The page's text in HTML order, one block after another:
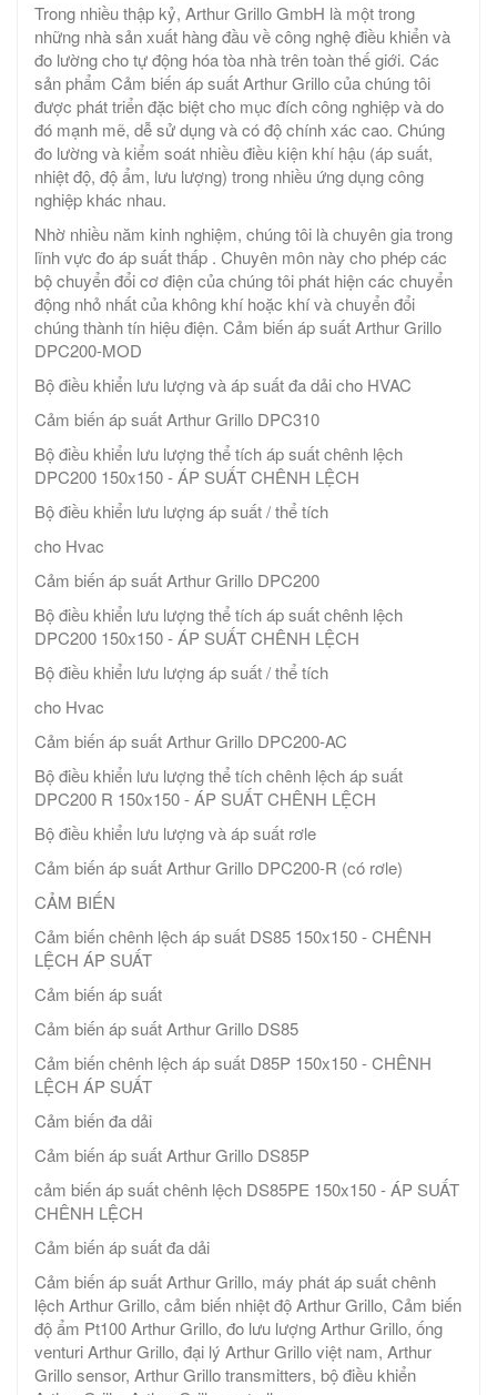
Trong nhiều thập kỷ, Arthur Grillo GmbH là một trong
những nhà sản xuất hàng đầu về công nghệ điều khiển và
đo lường cho tự động hóa tòa nhà trên toàn thế giới. Các
sản phẩm Cảm biến áp suất Arthur Grillo của chúng tôi
được phát triển đặc biệt cho mục đích công nghiệp và do
đó mạnh mẽ, dễ sử dụng và có độ chính xác cao. Chúng
đo lường và kiểm soát nhiều điều kiện khí hậu (áp suất,
nhiệt độ, độ ẩm, lưu lượng) trong nhiều ứng dụng công
nghiệp khác nhau.
Nhờ nhiều năm kinh nghiệm, chúng tôi là chuyên gia trong
lĩnh vực đo áp suất thấp . Chuyên môn này cho phép các
bộ chuyển đổi cơ điện của chúng tôi phát hiện các chuyển
động nhỏ nhất của không khí hoặc khí và chuyển đổi
chúng thành tín hiệu điện. Cảm biến áp suất Arthur Grillo
DPC200-MOD
Bộ điều khiển lưu lượng và áp suất đa dải cho HVAC
Cảm biến áp suất Arthur Grillo DPC310
Bộ điều khiển lưu lượng thể tích áp suất chênh lệch
DPC200 150x150 - ÁP SUẤT CHÊNH LỆCH
Bộ điều khiển lưu lượng áp suất / thể tích
cho Hvac
Cảm biến áp suất Arthur Grillo DPC200
Bộ điều khiển lưu lượng thể tích áp suất chênh lệch
DPC200 150x150 - ÁP SUẤT CHÊNH LỆCH
Bộ điều khiển lưu lượng áp suất / thể tích
cho Hvac
Cảm biến áp suất Arthur Grillo DPC200-AC
Bộ điều khiển lưu lượng thể tích chênh lệch áp suất
DPC200 R 150x150 - ÁP SUẤT CHÊNH LỆCH
Bộ điều khiển lưu lượng và áp suất rơle
Cảm biến áp suất Arthur Grillo DPC200-R (có rơle)
CẢM BIẾN
Cảm biến chênh lệch áp suất DS85 150x150 - CHÊNH
LỆCH ÁP SUẤT
Cảm biến áp suất
Cảm biến áp suất Arthur Grillo DS85
Cảm biến chênh lệch áp suất D85P 150x150 - CHÊNH
LỆCH ÁP SUẤT
Cảm biến đa dải
Cảm biến áp suất Arthur Grillo DS85P
cảm biến áp suất chênh lệch DS85PE 150x150 - ÁP SUẤT
CHÊNH LỆCH
Cảm biến áp suất đa dải
Cảm biến áp suất Arthur Grillo, máy phát áp suất chênh
lệch Arthur Grillo, cảm biến nhiệt độ Arthur Grillo, Cảm biến
độ ẩm Pt100 Arthur Grillo, đo lưu lượng Arthur Grillo, ống
venturi Arthur Grillo, đại lý Arthur Grillo việt nam, Arthur
Grillo sensor, Arthur Grillo transmitters, bộ điều khiển